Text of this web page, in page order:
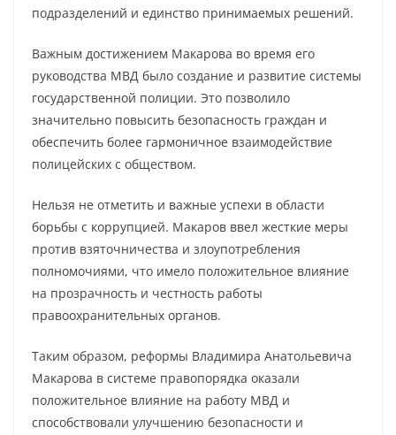
подразделений и единство принимаемых решений.
Важным достижением Макарова во время его
руководства МВД было создание и развитие системы
государственной полиции. Это позволило
значительно повысить безопасность граждан и
обеспечить более гармоничное взаимодействие
полицейских с обществом.
Нельзя не отметить и важные успехи в области
борьбы с коррупцией. Макаров ввел жесткие меры
против взяточничества и злоупотребления
полномочиями, что имело положительное влияние
на прозрачность и честность работы
правоохранительных органов.
Таким образом, реформы Владимира Анатольевича
Макарова в системе правопорядка оказали
положительное влияние на работу МВД и
способствовали улучшению безопасности и